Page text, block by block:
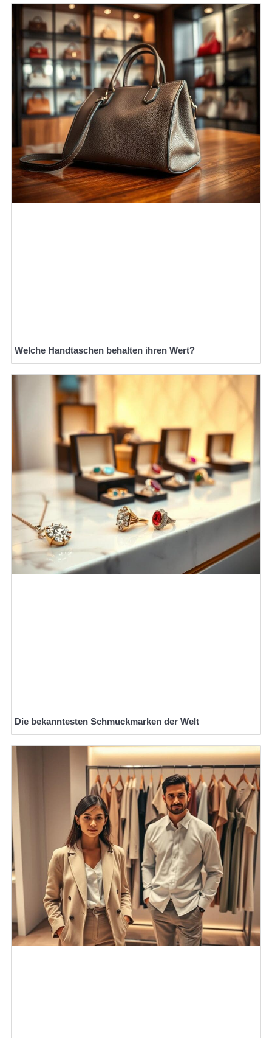
Welche Handtaschen behalten ihren Wert?
Die bekanntesten Schmuckmarken der Welt